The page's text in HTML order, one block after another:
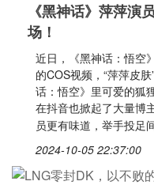
《黑神话》萍萍演
场！
近日，《黑神话：悟空
的COS视频，“萍萍皮
话：悟空》里可爱的狐
在抖音也掀起了大量博
员更有味道，举手投足
2024-10-05 22:37:00